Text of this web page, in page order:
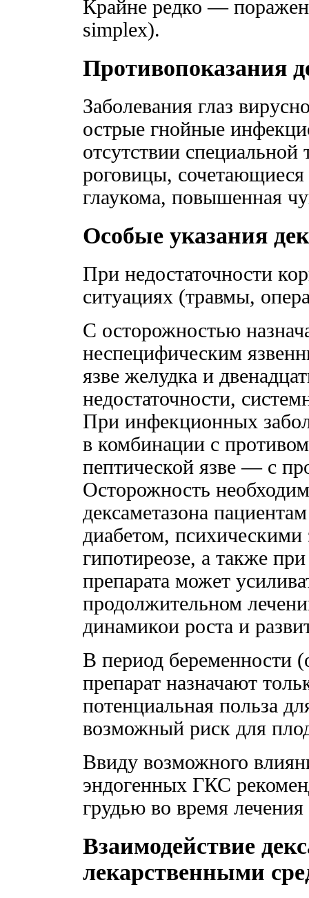
Крайне редко —
simplex).
Противопоказания
Заболевания глаз
острые гнойные
отсутствии специальной
роговицы,
глаукома, повышенная
Особые указания
При недостаточности
ситуациях (травмы,
С осторожностью
неспецифическим
язве желудка и
недостаточности,
При инфекционных
в комбинации с
пептической язве — с
Осторожность
дексаметазона
диабетом,
гипотиреозе, а также
препарата может
продолжительном
динамикои роста и
В период беременности
препарат назначают
потенциальная польза
возможный риск для
Ввиду возможного
эндогенных ГКС
грудью во время лечения
Взаимодействие
лекарственными